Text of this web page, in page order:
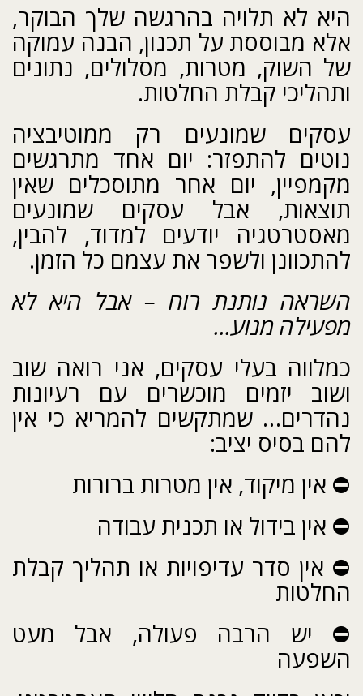
היא לא תלויה בהרגשה שלך הבוקר,
אלא מבוססת על תכנון, הבנה עמוקה
של השוק, מטרות, מסלולים, נתונים
ותהליכי קבלת החלטות.
עסקים שמונעים רק ממוטיבציה
נוטים להתפזר: יום אחד מתרגשים
מקמפיין, יום אחר מתוסכלים שאין
תוצאות, אבל עסקים שמונעים
מאסטרטגיה יודעים למדוד, להבין,
להתכוונן ולשפר את עצמם כל הזמן.
השראה נותנת רוח – אבל היא לא
מפעילה מנוע...
כמלווה בעלי עסקים, אני רואה שוב
ושוב יזמים מוכשרים עם רעיונות
נהדרים… שמתקשים להמריא כי אין
להם בסיס יציב:
⛔ אין מיקוד, אין מטרות ברורות
⛔ אין בידול או תכנית עבודה
⛔ אין סדר עדיפויות או תהליך קבלת
החלטות
⛔ יש הרבה פעולה, אבל מעט
השפעה